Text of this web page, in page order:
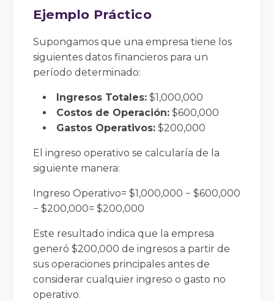
Ejemplo Práctico
Supongamos que una empresa tiene los
siguientes datos financieros para un
período determinado:
Ingresos Totales: $1,000,000
Costos de Operación: $600,000
Gastos Operativos: $200,000
El ingreso operativo se calcularía de la
siguiente manera:
Ingreso Operativo= $1,000,000 − $600,000
− $200,000= $200,000
Este resultado indica que la empresa
generó $200,000 de ingresos a partir de
sus operaciones principales antes de
considerar cualquier ingreso o gasto no
operativo.